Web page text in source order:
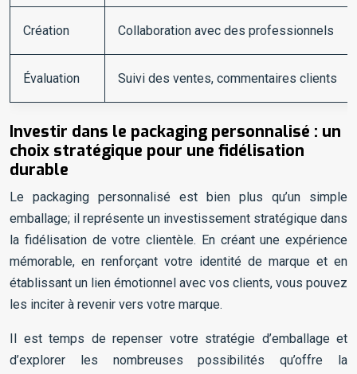
Création Collaboration avec des professionnels
Évaluation Suivi des ventes, commentaires clients
Investir dans le packaging personnalisé : un
choix stratégique pour une fidélisation
durable
Le packaging personnalisé est bien plus qu’un simple
emballage; il représente un investissement stratégique dans
la fidélisation de votre clientèle. En créant une expérience
mémorable, en renforçant votre identité de marque et en
établissant un lien émotionnel avec vos clients, vous pouvez
les inciter à revenir vers votre marque.
Il est temps de repenser votre stratégie d’emballage et
d’explorer les nombreuses possibilités qu’offre la